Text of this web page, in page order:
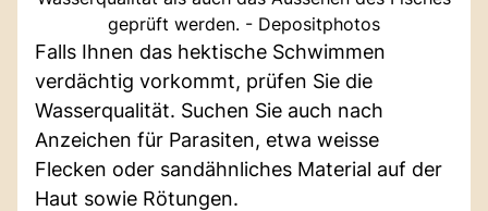
geprüft werden. - Depositphotos
Falls Ihnen das hektische Schwimmen
verdächtig vorkommt, prüfen Sie die
Wasserqualität. Suchen Sie auch nach
Anzeichen für Parasiten, etwa weisse
Flecken oder sandähnliches Material auf der
Haut sowie Rötungen.